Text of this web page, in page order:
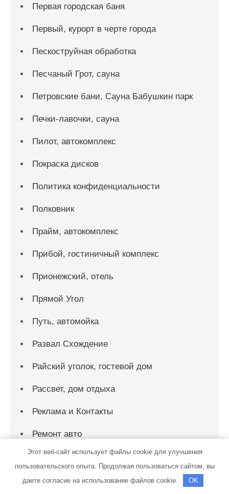
Первая городская баня
Первый, курорт в черте города
Пескоструйная обработка
Песчаный Грот, сауна
Петровские бани, Сауна Бабушкин парк
Печки-лавочки, сауна
Пилот, автокомплекс
Покраска дисков
Политика конфиденциальности
Полковник
Прайм, автокомплекс
Прибой, гостиничный комплекс
Прионежский, отель
Прямой Угол
Путь, автомойка
Развал Схождение
Райский уголок, гостевой дом
Рассвет, дом отдыха
Реклама и Контакты
Ремонт авто
Ремонт Выхлопных Систем
Русалка, гостиничный комплекс
Этот веб-сайт использует файлы cookie для улучшения
пользовательского опыта. Продолжая пользоваться сайтом, вы
даете согласие на использование файлов cookie.
OK